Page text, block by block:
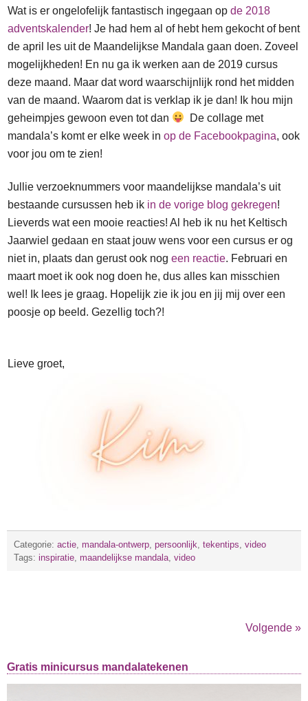
Wat is er ongelofelijk fantastisch ingegaan op de 2018
adventskalender! Je had hem al of hebt hem gekocht of bent
de april les uit de Maandelijkse Mandala gaan doen. Zoveel
mogelijkheden! En nu ga ik werken aan de 2019 cursus
deze maand. Maar dat word waarschijnlijk rond het midden
van de maand. Waarom dat is verklap ik je dan! Ik hou mijn
geheimpjes gewoon even tot dan
De collage met
mandala’s komt er elke week in op de Facebookpagina, ook
voor jou om te zien!
Jullie verzoeknummers voor maandelijkse mandala’s uit
bestaande cursussen heb ik in de vorige blog gekregen!
Lieverds wat een mooie reacties! Al heb ik nu het Keltisch
Jaarwiel gedaan en staat jouw wens voor een cursus er og
niet in, plaats dan gerust ook nog een reactie. Februari en
maart moet ik ook nog doen he, dus alles kan misschien
wel! Ik lees je graag. Hopelijk zie ik jou en jij mij over een
poosje op beeld. Gezellig toch?!
Lieve groet,
Categorie: actie, mandala-ontwerp, persoonlijk, tekentips, video
Tags: inspiratie, maandelijkse mandala, video
Volgende »
Gratis minicursus mandalatekenen